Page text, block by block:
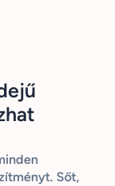
Sőt,